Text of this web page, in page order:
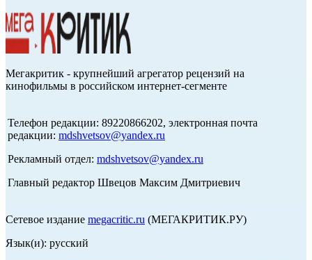
Мегакритик - крупнейший агрегатор рецензий на
кинофильмы в российском интернет-сегменте
Телефон редакции: 89220866202, электронная почта
редакции: mdshvetsov@yandex.ru
Рекламный отдел: mdshvetsov@yandex.ru
Главный редактор Швецов Максим Дмитриевич
Сетевое издание megacritic.ru (МЕГАКРИТИК.РУ)
Язык(и): русский